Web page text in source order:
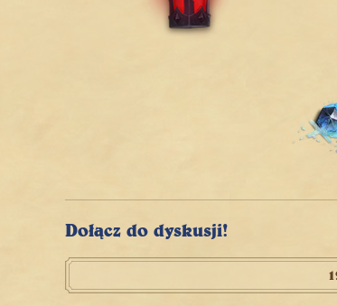
Dołącz do dyskusji!